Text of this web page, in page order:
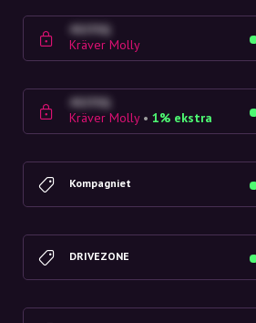
4G23SQ
Kräver Molly
4G23SQ
Kräver Molly • 1% ekstra
Kompagniet
DRIVEZONE